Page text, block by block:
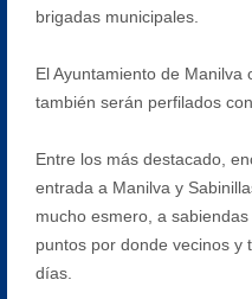
brigadas municipales.
El Ayuntamiento de Manilva
también serán perfilados
Entre los más destacado,
entrada a Manilva y
mucho esmero, a
puntos por donde vecinos y
días.